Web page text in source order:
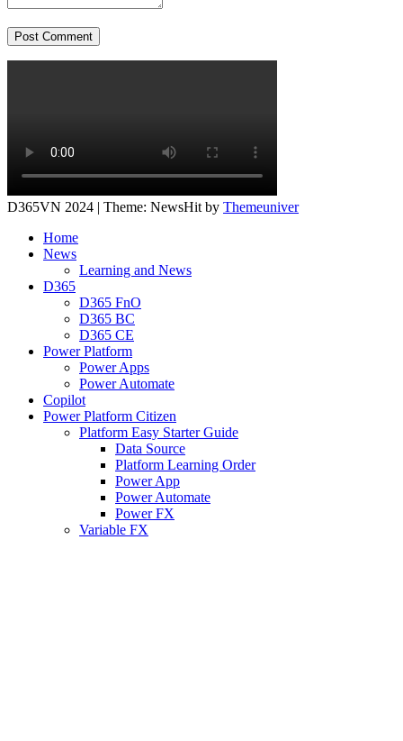
Post Comment
D365VN 2024 | Theme: NewsHit by Themeuniver
Home
News
Learning and News
D365
D365 FnO
D365 BC
D365 CE
Power Platform
Power Apps
Power Automate
Copilot
Power Platform Citizen
Platform Easy Starter Guide
Data Source
Platform Learning Order
Power App
Power Automate
Power FX
Variable FX